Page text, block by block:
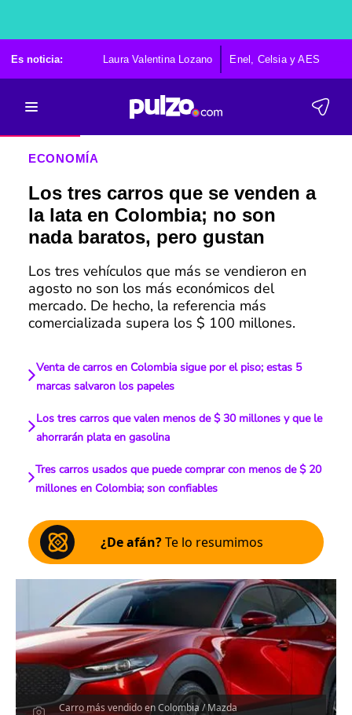
Es noticia: Laura Valentina Lozano Enel, Celsia y AES
ECONOMÍA
Los tres carros que se venden a
la lata en Colombia; no son
nada baratos, pero gustan
Los tres vehículos que más se vendieron en
agosto no son los más económicos del
mercado. De hecho, la referencia más
comercializada supera los $ 100 millones.
Venta de carros en Colombia sigue por el piso; estas 5
marcas salvaron los papeles
Los tres carros que valen menos de $ 30 millones y que le
ahorrarán plata en gasolina
Tres carros usados que puede comprar con menos de $ 20
millones en Colombia; son confiables
¿De afán?Te lo resumimos
Carro más vendido en Colombia / Mazda